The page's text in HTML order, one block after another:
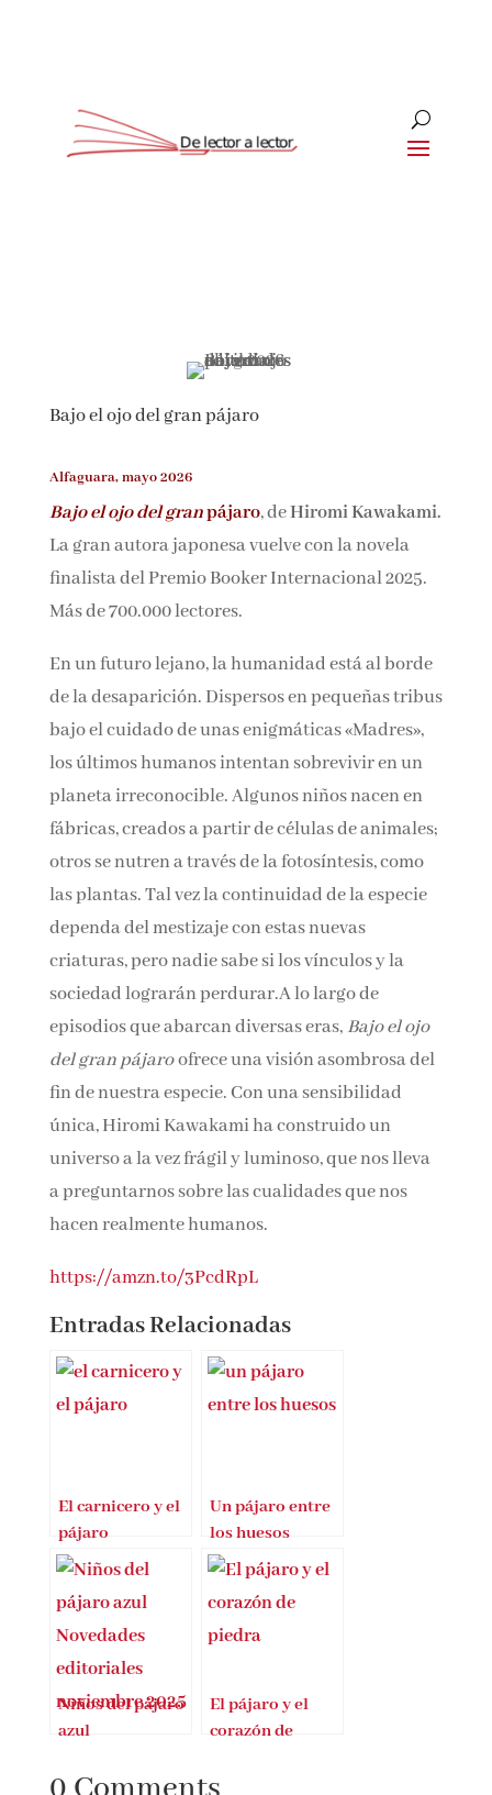
Bajo el ojo del gran pájaro
Alfaguara, mayo 2026
Bajo el ojo del granpájaro, deHiromi
Kawakami.La gran autora japonesa vuelve con
la novela finalista del Premio Booker
Internacional 2025. Más de 700.000 lectores.
En un futuro lejano, la humanidad está al
borde de la desaparición. Dispersos en
pequeñas tribus bajo el cuidado de unas
enigmáticas «Madres», los últimos humanos
intentan sobrevivir en un planeta
irreconocible. Algunos niños nacen en fábricas,
creados a partir de células de animales; otros se
nutren a través de la fotosíntesis, como las
plantas. Tal vez la continuidad de la especie
dependa del mestizaje con estas nuevas
criaturas, pero nadie sabe si los vínculos y la
sociedad lograrán perdurar.A lo largo de
episodios que abarcan diversas eras,Bajo el ojo
del gran pájaroofrece una visión asombrosa
del fin de nuestra especie. Con una
sensibilidad única, Hiromi Kawakami ha
construido un universo a la vez frágil y
luminoso, que nos lleva a preguntarnos sobre
humanos.
Entradas Relacionadas
El carnicero y el
pájaro
Un pájaro entre
los huesos
Suscríbete
Únete a nuestra comunidad de amantes de la
Nombre*
Por favor, acepta lostérminos y condiciones
de privacidad